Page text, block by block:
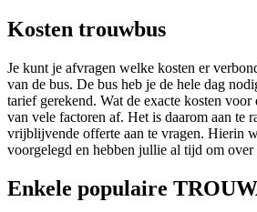
Kosten trouwbus
Je kunt je afvragen welke kosten er
van de bus. De bus heb je de hele dag
tarief gerekend. Wat de exacte kosten
van vele factoren af. Het is daarom aan te
vrijblijvende offerte aan te vragen. Hierin
voorgelegd en hebben jullie al tijd om over
Enkele populaire